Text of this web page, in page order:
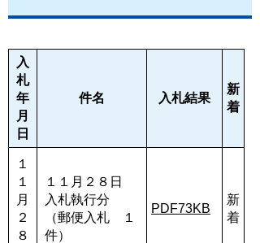
入
札
年
月
日
件名 入札結果
新
着
１
１
月
２
８
１１月２８日
入札執行分
（郵便入札 １
件）
PDF73KB
新
着